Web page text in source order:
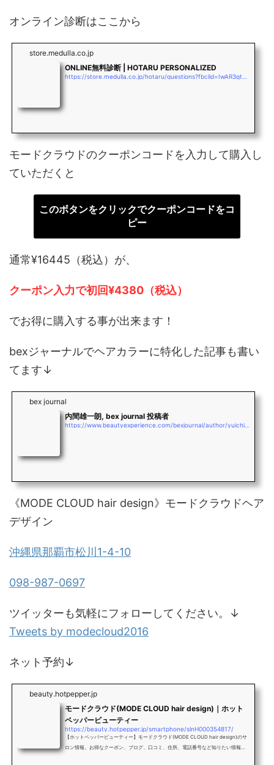
オンライン診断はここから
store.medulla.co.jp
ONLINE無料診断 | HOTARU PERSONALIZED
https://store.medulla.co.jp/hotaru/questions?fbclid=IwAR3gtD363DlS2b10EtpVY1iicodaD3rqYmEXutncLouJo4bJsKXNMDFoc_M
モードクラウドのクーポンコードを入力して購入し
ていただくと
このボタンをクリックでクーポンコードをコ
ピー
通常¥16445（税込）が、
クーポン入力で初回¥4380（税込）
でお得に購入する事が出来ます！
bexジャーナルでヘアカラーに特化した記事も書い
てます↓
bex journal
内間雄一朗, bex journal 投稿者
https://www.beautyexperience.com/bexjournal/author/yuichiro_uchima
《MODE CLOUD hair design》モードクラウドヘア
デザイン
沖縄県那覇市松川1-4-10
098-987-0697
ツイッターも気軽にフォローしてください。↓
Tweets by modecloud2016
ネット予約↓
beauty.hotpepper.jp
モードクラウド(MODE CLOUD hair design)｜ホット
ペッパービューティー
https://beauty.hotpepper.jp/smartphone/slnH000354817/
【ホットペッパービューティー】モードクラウド(MODE CLOUD hair design)のサ
ロン情報。お得なクーポン、ブログ、口コミ、住所、電話番号など知りたい情報満